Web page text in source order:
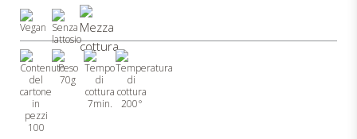
100
70g
7min.
200°